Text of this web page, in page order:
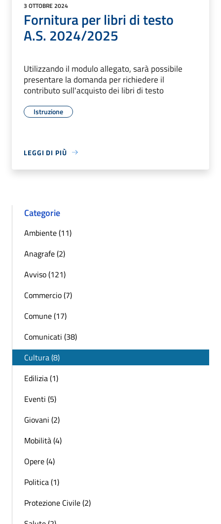
3 OTTOBRE 2024
Fornitura per libri di testo
A.S. 2024/2025
Utilizzando il modulo allegato, sarà possibile
presentare la domanda per richiedere il
contributo sull'acquisto dei libri di testo
Istruzione
LEGGI DI PIÙ
Categorie
Ambiente (11)
Anagrafe (2)
Avviso (121)
Commercio (7)
Comune (17)
Comunicati (38)
Cultura (8)
Edilizia (1)
Eventi (5)
Giovani (2)
Mobilità (4)
Opere (4)
Politica (1)
Protezione Civile (2)